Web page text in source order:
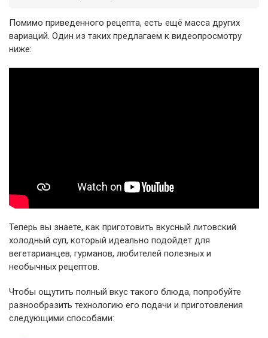
Помимо приведенного рецепта, есть ещё масса других
вариаций. Один из таких предлагаем к видеопросмотру
ниже:
Теперь вы знаете, как приготовить вкусный литовский
холодный суп, который идеально подойдет для
вегетарианцев, гурманов, любителей полезных и
необычных рецептов.
Чтобы ощутить полный вкус такого блюда, попробуйте
разнообразить технологию его подачи и приготовления
следующими способами: